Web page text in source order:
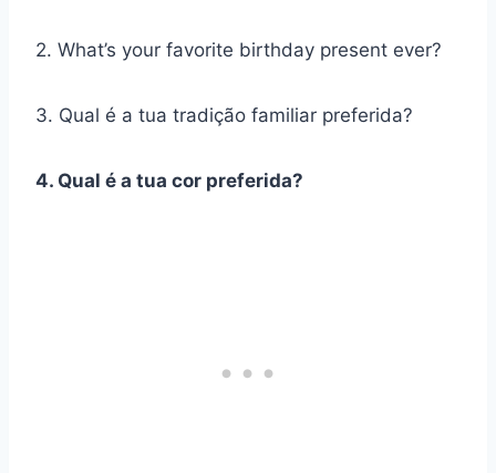
2. What’s your favorite birthday present ever?
3. Qual é a tua tradição familiar preferida?
4. Qual é a tua cor preferida?